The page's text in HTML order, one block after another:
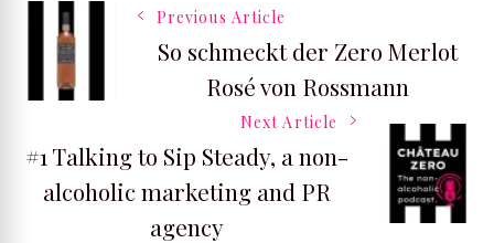
Post
Navigation
Previous Article
So schmeckt der Zero Merlot
Rosé von Rossmann
Next Article
#1 Talking to Sip Steady, a non-
alcoholic marketing and PR
agency